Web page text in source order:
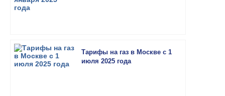
Тарифы на газ в Москве с 1
июля 2025 года